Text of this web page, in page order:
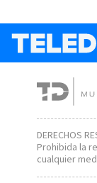
DERECHOS
Prohibida la
cualquier